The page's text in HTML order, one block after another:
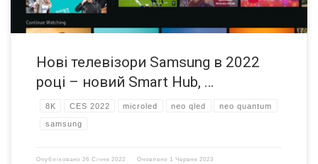
Нові телевізори Samsung в 2022
році – новий Smart Hub, …
8K CES 2022 microled neo qled neo quantum
samsung
Опубліковано 26 Січня 2022 Оновлено 1 Червня 2023